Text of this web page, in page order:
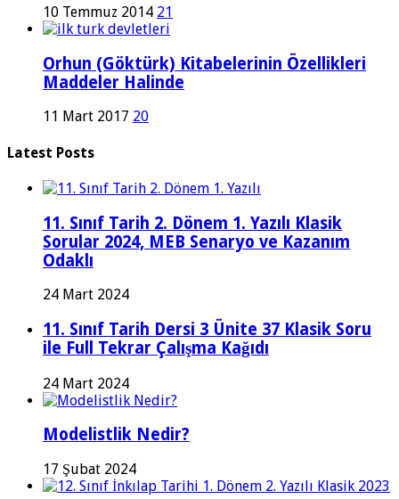
10 Temmuz 2014 21
Orhun (Göktürk) Kitabelerinin Özellikleri
Maddeler Halinde
11 Mart 2017 20
Latest Posts
11. Sınıf Tarih 2. Dönem 1. Yazılı Klasik
Sorular 2024, MEB Senaryo ve Kazanım
Odaklı
24 Mart 2024
11. Sınıf Tarih Dersi 3 Ünite 37 Klasik Soru
ile Full Tekrar Çalışma Kağıdı
24 Mart 2024
Modelistlik Nedir?
17 Şubat 2024